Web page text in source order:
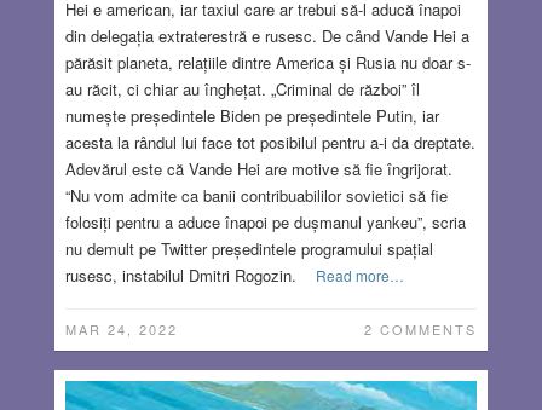
Hei e american, iar taxiul care ar trebui să-l aducă înapoi
din delegația extraterestră e rusesc. De când Vande Hei a
părăsit planeta, relațiile dintre America și Rusia nu doar s-
au răcit, ci chiar au înghețat. „Criminal de război” îl
numește președintele Biden pe președintele Putin, iar
acesta la rândul lui face tot posibilul pentru a-i da dreptate.
Adevărul este că Vande Hei are motive să fie îngrijorat.
“Nu vom admite ca banii contribuabililor sovietici să fie
folosiți pentru a aduce înapoi pe dușmanul yankeu”, scria
nu demult pe Twitter președintele programului spațial
rusesc, instabilul Dmitri Rogozin.
Read more…
MAR 24, 2022 2 COMMENTS